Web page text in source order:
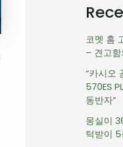
코멧 홈
– 견고
“카시오
570ES
동반자”
몽실이
턱받이